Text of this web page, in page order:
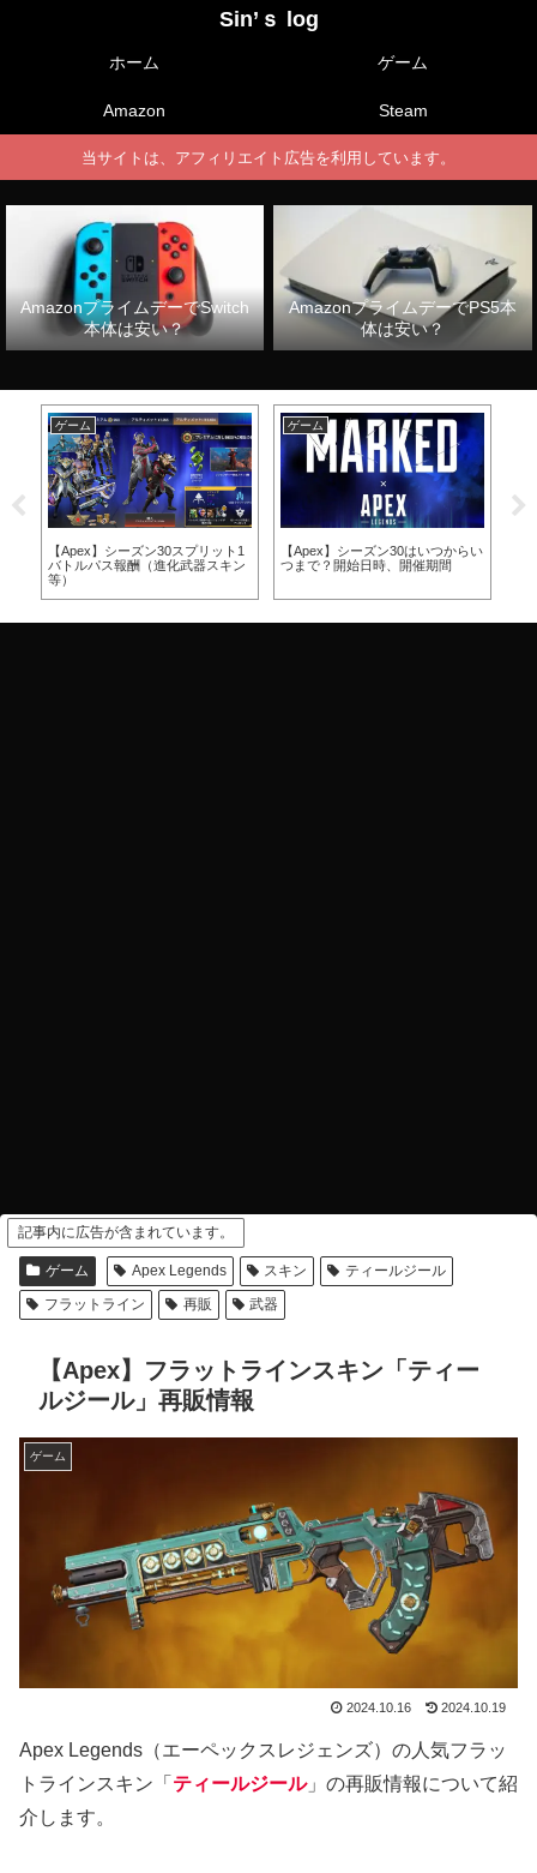
Sin’ｓ log
ホーム ゲーム
Amazon Steam
当サイトは、アフィリエイト広告を利用しています。
AmazonプライムデーでSwitch
本体は安い？
AmazonプライムデーでPS5本
体は安い？
ゲーム
【Apex】シーズン30スプリット1
バトルパス報酬（進化武器スキン
等）
ゲーム
【Apex】シーズン30はいつからい
つまで？開始日時、開催期間
記事内に広告が含まれています。
ゲーム Apex Legends スキン
ティールジール
フラットライン
再販 武器
【Apex】フラットラインスキン「ティー
ルジール」再販情報
ゲーム
2024.10.16 2024.10.19
Apex Legends（エーペックスレジェンズ）の人気フラッ
トラインスキン「 ティールジール」の再販情報について紹
介します。